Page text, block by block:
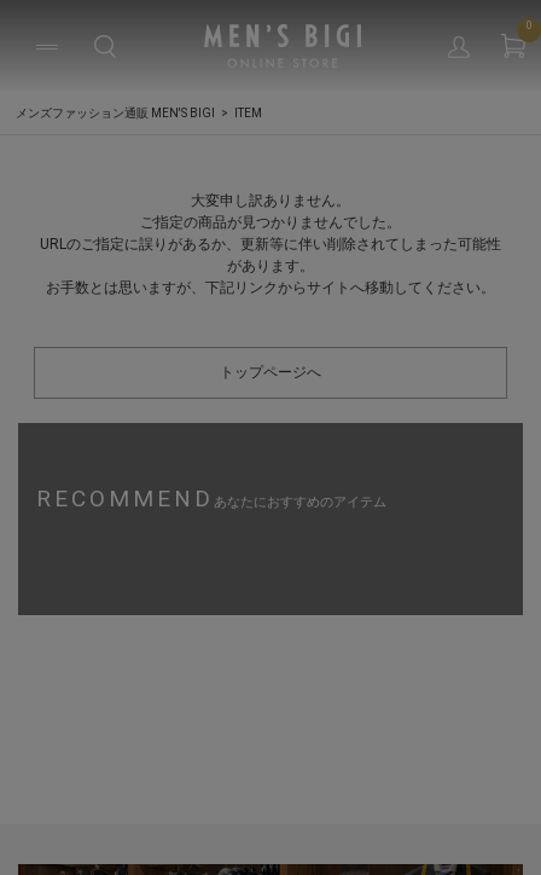
0
メンズファッション通販 MEN'S BIGI ITEM
大変申し訳ありません。
ご指定の商品が見つかりませんでした。
URLのご指定に誤りがあるか、更新等に伴い削除されてしまった可能性
があります。
お手数とは思いますが、下記リンクからサイトへ移動してください。
トップページへ
RECOMMEND あなたにおすすめのアイテム